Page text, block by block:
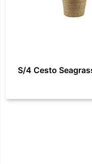
S/4 Cesto